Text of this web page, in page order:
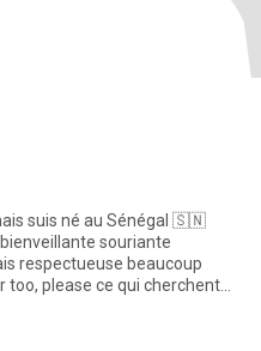
suis né au Sénégal 🇸🇳
souriante
beaucoup
too, please ce qui cherchent